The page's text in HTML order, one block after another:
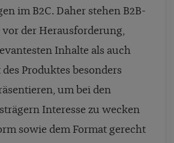
im B2C. Daher stehen B2B-
der Herausforderung,
Inhalte als auch
Produktes besonders
um bei den
Interesse zu wecken
sowie dem Format gerecht